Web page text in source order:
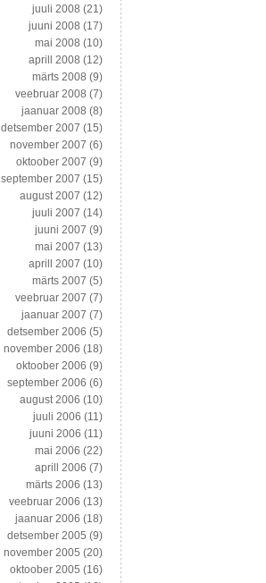
juuli 2008 (21)
juuni 2008 (17)
mai 2008 (10)
aprill 2008 (12)
märts 2008 (9)
veebruar 2008 (7)
jaanuar 2008 (8)
detsember 2007 (15)
november 2007 (6)
oktoober 2007 (9)
september 2007 (15)
august 2007 (12)
juuli 2007 (14)
juuni 2007 (9)
mai 2007 (13)
aprill 2007 (10)
märts 2007 (5)
veebruar 2007 (7)
jaanuar 2007 (7)
detsember 2006 (5)
november 2006 (18)
oktoober 2006 (9)
september 2006 (6)
august 2006 (10)
juuli 2006 (11)
juuni 2006 (11)
mai 2006 (22)
aprill 2006 (7)
märts 2006 (13)
veebruar 2006 (13)
jaanuar 2006 (18)
detsember 2005 (9)
november 2005 (20)
oktoober 2005 (16)